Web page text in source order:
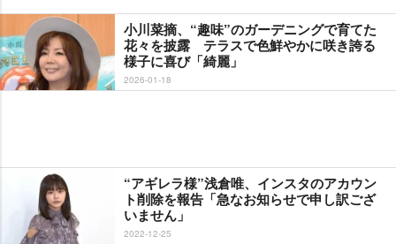
小川菜摘、“趣味”のガーデニングで育てた
花々を披露 テラスで色鮮やかに咲き誇る
様子に喜び「綺麗」
2026-01-18
“アギレラ様”浅倉唯、インスタのアカウン
ト削除を報告「急なお知らせで申し訳ござ
いません」
2022-12-25